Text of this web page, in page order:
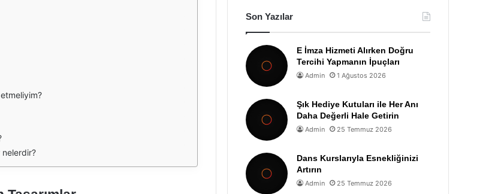
Son Yazılar
E İmza Hizmeti Alırken Doğru
Tercihi Yapmanın İpuçları
Admin 1 Ağustos 2026
Şık Hediye Kutuları ile Her Anı
Daha Değerli Hale Getirin
Admin 25 Temmuz 2026
Dans Kurslarıyla Esnekliğinizi
Artırın
Admin 25 Temmuz 2026